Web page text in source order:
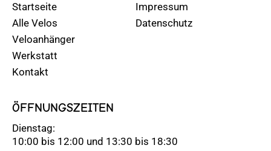
Startseite
Alle Velos
Veloanhänger
Werkstatt
Kontakt
Impressum
Datenschutz
ÖFFNUNGSZEITEN
Dienstag:
10:00 bis 12:00 und 13:30 bis 18:30